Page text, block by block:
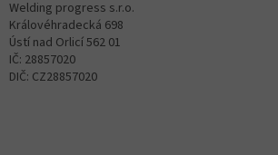
Welding progress s.r.o.
Královéhradecká 698
Ústí nad Orlicí 562 01
IČ: 28857020
DIČ: CZ28857020